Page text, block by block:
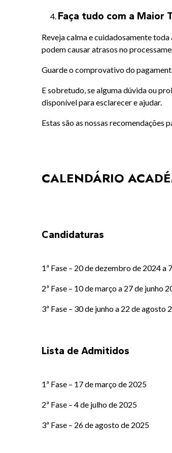
Faça tudo com a Maior
Reveja calma e cuidadosamente
podem causar atrasos no
Guarde o comprovativo do
E sobretudo, se alguma dúvida ou
disponível para esclarecer e ajudar.
Estas são as nossas recomendações
CALENDÁRIO
Candidaturas
1ª Fase – 20 de dezembro de 2024 a
2ª Fase – 10 de março a 27 de junho
3ª Fase – 30 de junho a 22 de agosto
Lista de Admitidos
1ª Fase – 17 de março de 2025
2ª Fase – 4 de julho de 2025
3ª Fase – 26 de agosto de 2025